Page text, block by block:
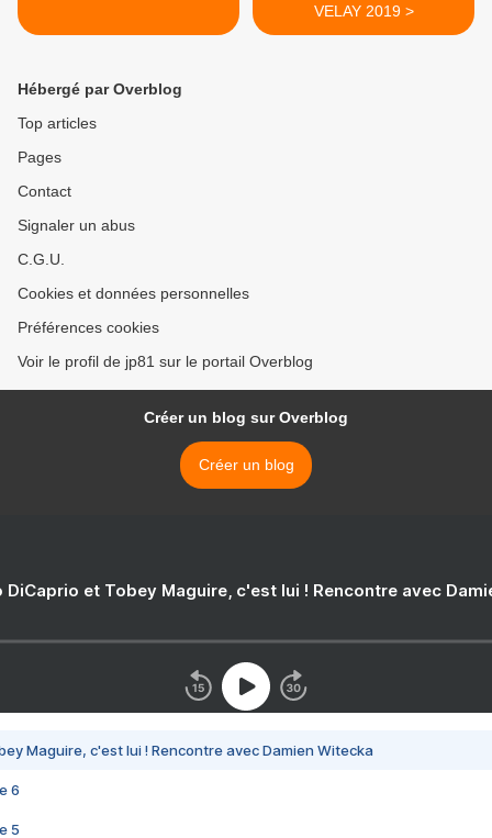
VELAY 2019 >
Hébergé par Overblog
Top articles
Pages
Contact
Signaler un abus
C.G.U.
Cookies et données personnelles
Préférences cookies
Voir le profil de jp81 sur le portail Overblog
Créer un blog sur Overblog
Créer un blog
DiCaprio et Tobey Maguire, c'est lui ! Rencontre avec
Maguire, c'est lui ! Rencontre avec Damien Witecka
6
5